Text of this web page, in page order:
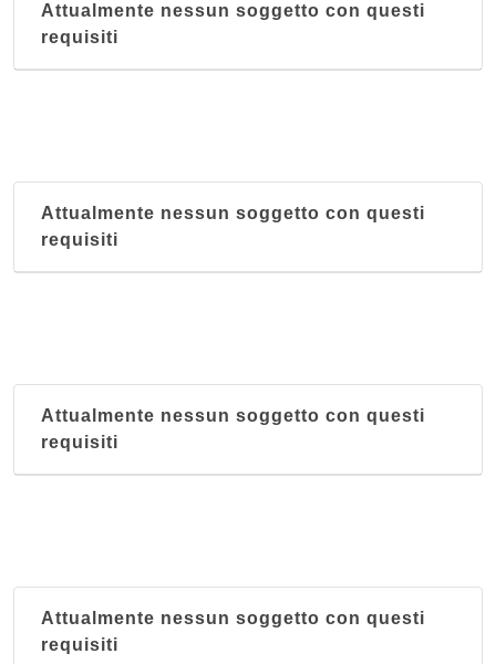
Attualmente nessun soggetto con questi
requisiti
Attualmente nessun soggetto con questi
requisiti
Attualmente nessun soggetto con questi
requisiti
Attualmente nessun soggetto con questi
requisiti